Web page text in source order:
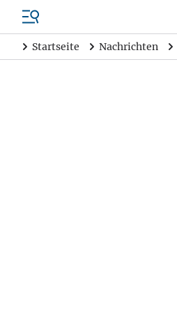
Startseite Nachrichten